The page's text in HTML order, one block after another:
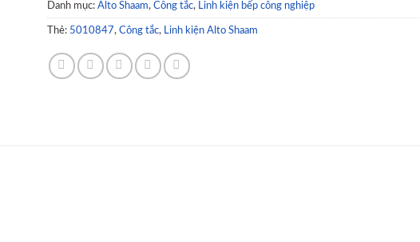
Danh mục: Alto Shaam, Công tắc, Linh kiện bếp công nghiệp
Thẻ: 5010847, Công tắc, Linh kiện Alto Shaam